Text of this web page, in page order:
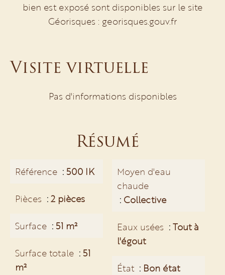
bien est exposé sont disponibles sur le site
Géorisques : georisques.gouv.fr
Visite virtuelle
Pas d'informations disponibles
Résumé
Référence 500 IK
Pièces 2 pièces
Surface 51 m²
Surface totale
51
m²
Moyen d'eau
chaude
Collective
Eaux usées
Tout à
l'égout
État Bon état